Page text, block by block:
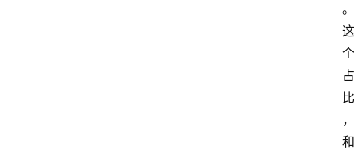
。
这
个
占
比
，
和